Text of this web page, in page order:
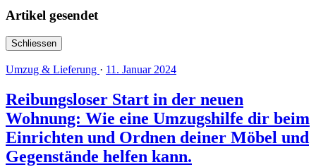
Artikel gesendet
Schliessen
Umzug & Lieferung · 11. Januar 2024
Reibungsloser Start in der neuen
Wohnung: Wie eine Umzugshilfe dir beim
Einrichten und Ordnen deiner Möbel und
Gegenstände helfen kann.